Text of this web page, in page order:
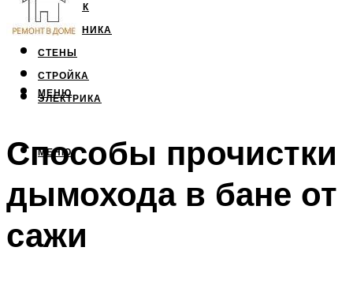
ПОТОЛОК
САНТЕХНИКА
СТЕНЫ
СТРОЙКА
ЭЛЕКТРИКА
МЕНЮ
МЕНЮ
Способы прочистки
дымохода в бане от
сажи